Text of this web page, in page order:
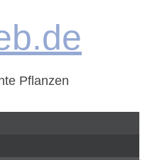
Pflanzen